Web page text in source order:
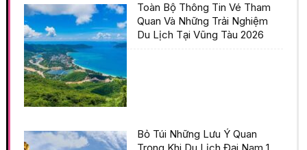
Toàn Bộ Thông Tin Vé Tham
Quan Và Những Trải Nghiệm
Du Lịch Tại Vũng Tàu 2026
Bỏ Túi Những Lưu Ý Quan